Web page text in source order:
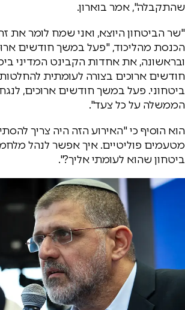
שהתקבלה", אמר בוארון.
"שר הביטחון היוצא, ואני שמח לומר את
הכנסת מהליכוד, "פעל במשך חודשים
ובראשונה, את אחדות הקבינט המדיני
חודשים ארוכים בצורה לעומתית
ביטחוני. פעל במשך חודשים ארוכים,
הממשלה על כל צעד".
הוא הוסיף כי "האירוע הזה היה צריך
מטעמים פוליטיים. איך אפשר לנהל
ביטחון שהוא לעומתי אליך?".